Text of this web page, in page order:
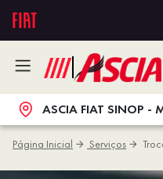
ASCIA FIAT SINOP -
Página Inicial Serviços